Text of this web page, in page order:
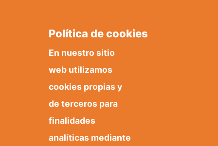
toda la información de interés
a la Sede Electrónica.
Biblioteca municipal
de Orxeta
Accede desde aquí a la web de
Política de cookies
En nuestro sitio
web utilizamos
cookies propias y
de terceros para
finalidades
analíticas mediante